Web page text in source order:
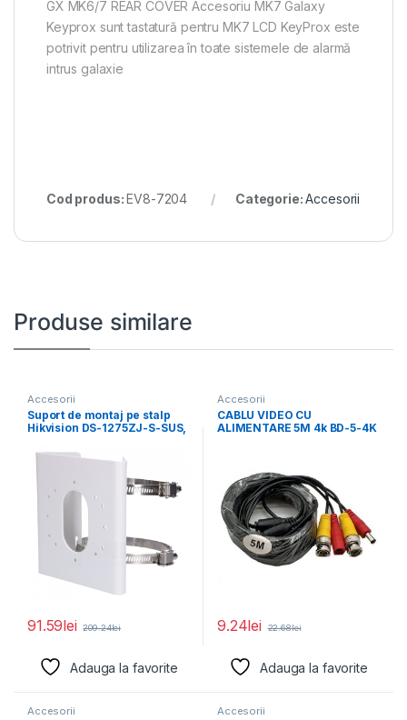
GX MK6/7 REAR COVER Accesoriu MK7 Galaxy
Keyprox sunt tastatură pentru MK7 LCD KeyProx este
potrivit pentru utilizarea în toate sistemele de alarmă
intrus galaxie
Cod produs:EV8-7204 Categorie:Accesorii
Produse similare
Accesorii
Suport de montaj pe stalp
Hikvision DS-1275ZJ-S-SUS,
91.59lei 209.24lei
Adauga la favorite
Accesorii
CABLU VIDEO CU
ALIMENTARE 5M 4k BD-5-4K
9.24lei 22.68lei
Adauga la favorite
Accesorii Accesorii